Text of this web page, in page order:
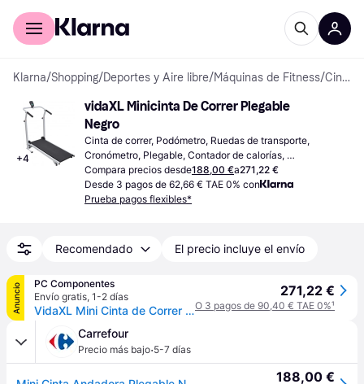
Comprar con Klarna
Klarna/Shopping/Deportes y Aire libre/Máquinas de Fitness/ Cintas de correr
+4
vidaXL Minicinta De Correr Plegable
Negro
Cinta de correr, Podómetro, Ruedas de transporte,
Cronómetro, Plegable, Contador de calorías,
Cuentakilómetros, Monitor de frecuencia cardíaca,
Pantalla
Compara precios desde188,00 €a271,22 €
Desde 3 pagos de 62,66 € TAE 0% con
Prueba pagos flexibles*
Recomendado El precio incluye el envío
Anuncio
PC Componentes
Envío gratis, 1-2 días
VidaXL Mini Cinta de Correr Plegable Negra
271,22 €
O 3 pagos de 90,40 € TAE 0%¹
Carrefour
Precio más bajo·5-7 días
188,00 €